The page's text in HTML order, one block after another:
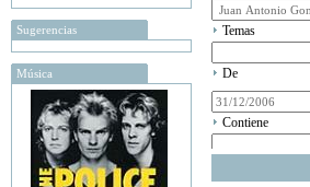
Sugerencias
Música
Temas
De
Contiene